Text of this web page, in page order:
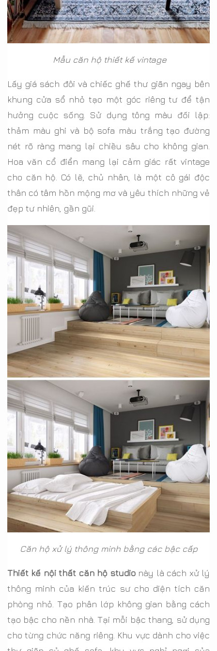
Mẫu căn hộ thiết kế vintage
Lấy giá sách đôi và chiếc ghế thư giãn ngay bên
khung cửa sổ nhỏ tạo một góc riêng tư để tận
hưởng cuộc sống. Sử dụng tông màu đối lập:
thảm màu ghi và bộ sofa màu trắng tạo đường
nét rõ ràng mang lại chiều sâu cho không gian.
Hoa văn cổ điển mang lại cảm giác rất vintage
cho căn hộ. Có lẽ, chủ nhân, là một cô gái độc
thân có tâm hồn mộng mơ và yêu thích những vẻ
đẹp tư nhiên, gần gũi.
Căn hộ xử lý thông minh bằng các bậc cấp
Thiết kế nội thất căn hộ studionày là cách xử lý
thông minh của kiến trúc sư cho diện tích căn
phòng nhỏ. Tạo phân lớp không gian bằng cách
tạo bậc cho nền nhà. Tại mỗi bậc thang, sử dụng
cho từng chức năng riêng. Khu vực dành cho việc